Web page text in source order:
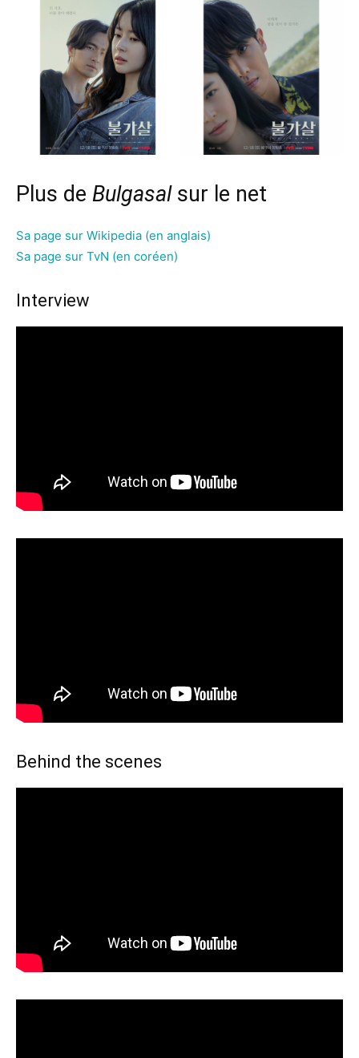
Plus de Bulgasal sur le net
Sa page sur Wikipedia (en anglais)
Sa page sur TvN (en coréen)
Interview
Behind the scenes